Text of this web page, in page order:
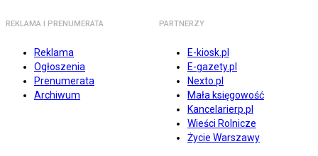
REKLAMA I PRENUMERATA
Reklama
Ogłoszenia
Prenumerata
Archiwum
PARTNERZY
E-kiosk.pl
E-gazety.pl
Nexto.pl
Mała księgowość
Kancelarierp.pl
Wieści Rolnicze
Życie Warszawy